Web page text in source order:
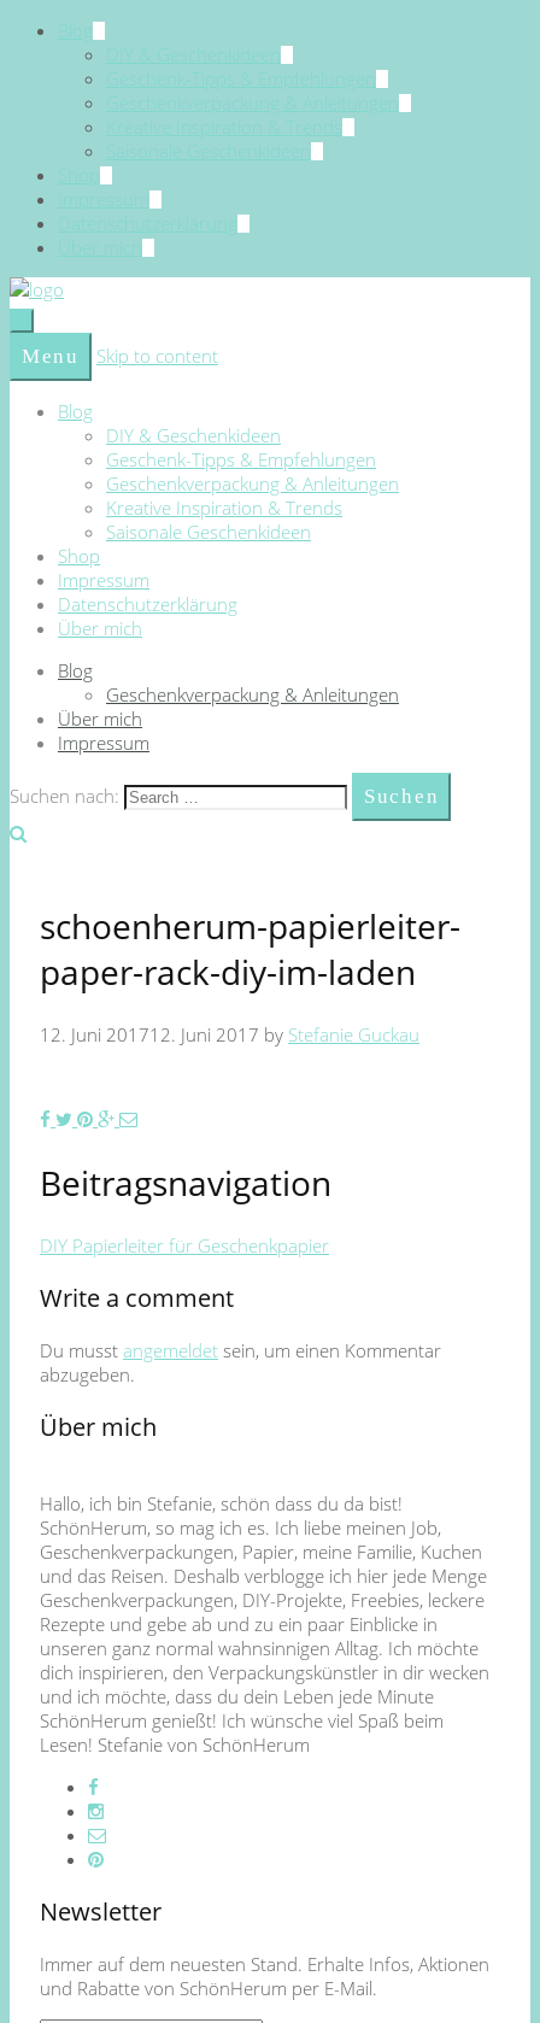
Blog
DIY & Geschenkideen
Geschenk-Tipps & Empfehlungen
Geschenkverpackung & Anleitungen
Kreative Inspiration & Trends
Saisonale Geschenkideen
Shop
Impressum
Datenschutzerklärung
Über mich
Menu Skip to content
Blog
DIY & Geschenkideen
Geschenk-Tipps & Empfehlungen
Geschenkverpackung & Anleitungen
Kreative Inspiration & Trends
Saisonale Geschenkideen
Shop
Impressum
Datenschutzerklärung
Über mich
Blog
Geschenkverpackung & Anleitungen
Über mich
Impressum
Suchen nach:
schoenherum-papierleiter-
paper-rack-diy-im-laden
12. Juni 201712. Juni 2017 by Stefanie Guckau
Beitragsnavigation
DIY Papierleiter für Geschenkpapier
Write a comment
Du musst angemeldet sein, um einen Kommentar
abzugeben.
Über mich
Hallo, ich bin Stefanie, schön dass du da bist!
SchönHerum, so mag ich es. Ich liebe meinen Job,
Geschenkverpackungen, Papier, meine Familie, Kuchen
und das Reisen. Deshalb verblogge ich hier jede Menge
Geschenkverpackungen, DIY-Projekte, Freebies, leckere
Rezepte und gebe ab und zu ein paar Einblicke in
unseren ganz normal wahnsinnigen Alltag. Ich möchte
dich inspirieren, den Verpackungskünstler in dir wecken
und ich möchte, dass du dein Leben jede Minute
SchönHerum genießt! Ich wünsche viel Spaß beim
Lesen! Stefanie von SchönHerum
Newsletter
Immer auf dem neuesten Stand. Erhalte Infos, Aktionen
und Rabatte von SchönHerum per E-Mail.